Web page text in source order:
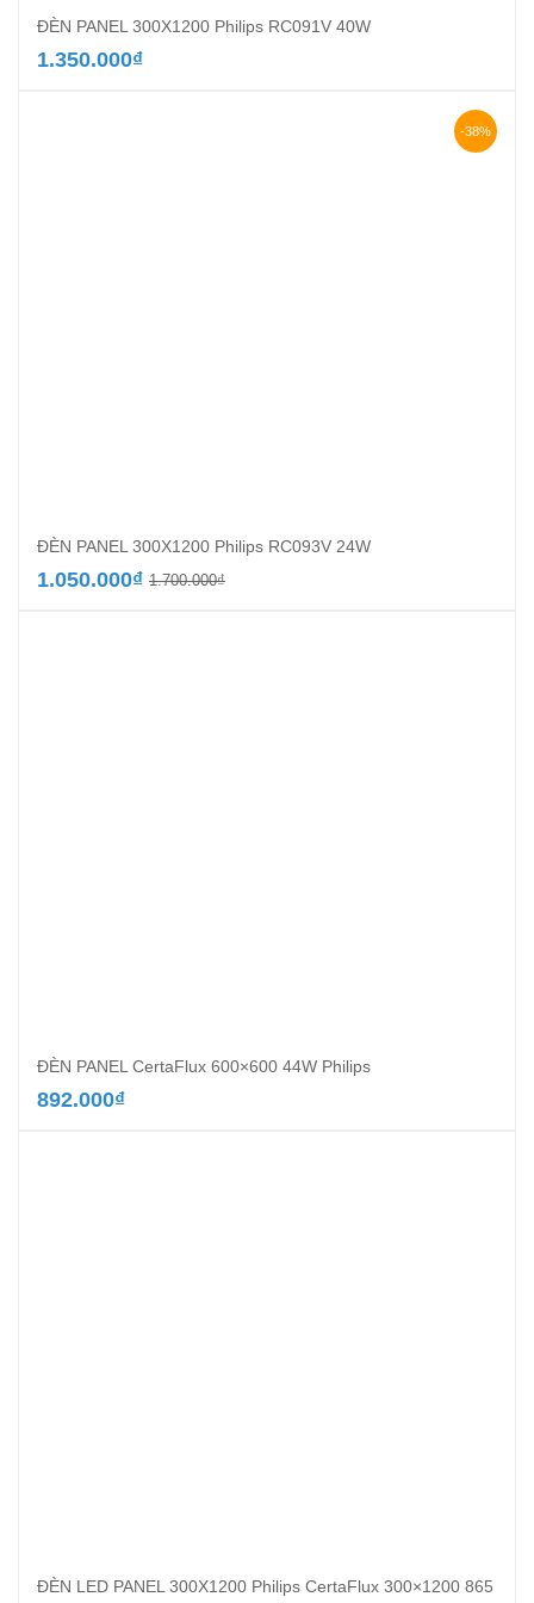
ĐÈN PANEL 300X1200 Philips RC091V 40W
1.350.000₫
-38%
ĐÈN PANEL 300X1200 Philips RC093V 24W
1.700.000₫Giá
1.050.000₫
Giá
ĐÈN PANEL CertaFlux 600×600 44W Philips
892.000₫
ĐÈN LED PANEL 300X1200 Philips CertaFlux 300×1200 865